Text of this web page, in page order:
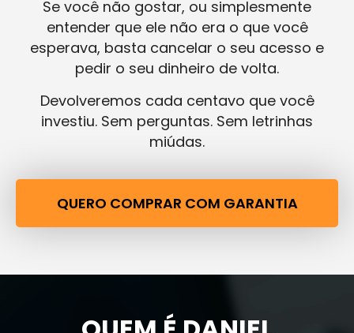
Se você não gostar, ou simplesmente
entender que ele não era o que você
esperava, basta cancelar o seu acesso e
pedir o seu dinheiro de volta.
Devolveremos cada centavo que você
investiu. Sem perguntas. Sem letrinhas
miúdas.
QUERO COMPRAR COM GARANTIA